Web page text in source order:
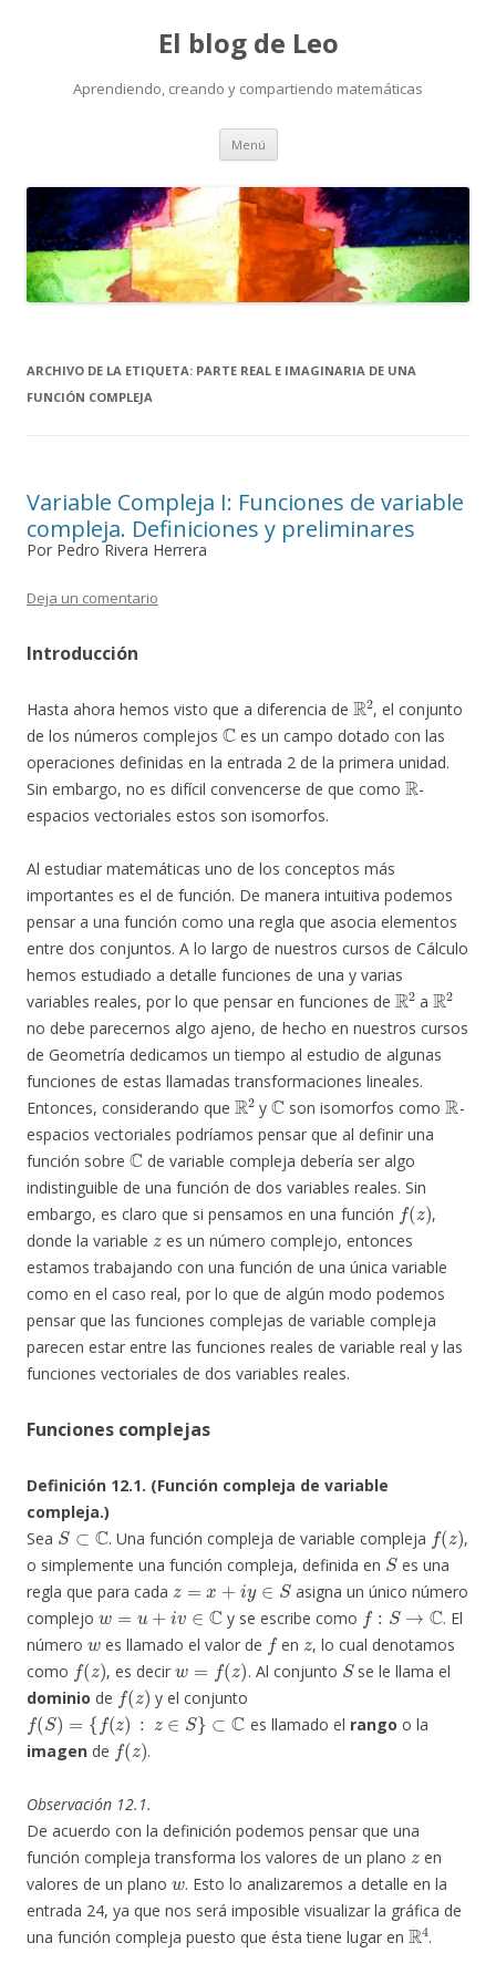
El blog de Leo
Aprendiendo, creando y compartiendo matemáticas
Menú Saltar
contenido
ARCHIVO DE LA ETIQUETA: PARTE REAL E IMAGINARIA DE UNA
FUNCIÓN COMPLEJA
Variable Compleja I: Funciones de variable
compleja. Definiciones y preliminares
Por Pedro Rivera Herrera
Deja un comentario
Introducción
Hasta ahora hemos visto que a diferencia de
R2
, el conjunto
de los números complejos
C
es un campo dotado con las
operaciones definidas en la entrada 2 de la primera unidad.
Sin embargo, no es difícil convencerse de que como
R
-
espacios vectoriales estos son isomorfos.
Al estudiar matemáticas uno de los conceptos más
importantes es el de función. De manera intuitiva podemos
pensar a una función como una regla que asocia elementos
entre dos conjuntos. A lo largo de nuestros cursos de Cálculo
hemos estudiado a detalle funciones de una y varias
variables reales, por lo que pensar en funciones de
R2
a
R2
no debe parecernos algo ajeno, de hecho en nuestros cursos
de Geometría dedicamos un tiempo al estudio de algunas
funciones de estas llamadas transformaciones lineales.
Entonces, considerando que
R2
y
C
son isomorfos como
R
-
espacios vectoriales podríamos pensar que al definir una
función sobre
C
de variable compleja debería ser algo
indistinguible de una función de dos variables reales. Sin
embargo, es claro que si pensamos en una función
f (z)
,
donde la variable
z
es un número complejo, entonces
estamos trabajando con una función de una única variable
como en el caso real, por lo que de algún modo podemos
pensar que las funciones complejas de variable compleja
parecen estar entre las funciones reales de variable real y las
funciones vectoriales de dos variables reales.
Funciones complejas
Definición 12.1. (Función compleja de variable
compleja.)
Sea
S⊂C
. Una función compleja de variable compleja
(z
,
o simplemente una función compleja, definida en
S
es una
regla que para cada
z=x+iy∈S
asigna un único número
complejo
w=u+iv∈C
y se escribe como
f:S→C
. El
número
w
es llamado el valor de
f
en
z
, lo cual denotamos
como
f(z)
, es decir
w= f(z)
. Al conjunto
S
se le llama el
dominio de
f(z)
y el conjunto
f(S)={f(z):z∈S}⊂ C
es llamado el rango o la
imagen de
f(z
.
Observación 12.1.
De acuerdo con la definición podemos pensar que una
función compleja transforma los valores de un plano
z
en
valores de un plano
w
. Esto lo analizaremos a detalle en la
entrada 24, ya que nos será imposible visualizar la gráfica de
una función compleja puesto que ésta tiene lugar en
R4
.